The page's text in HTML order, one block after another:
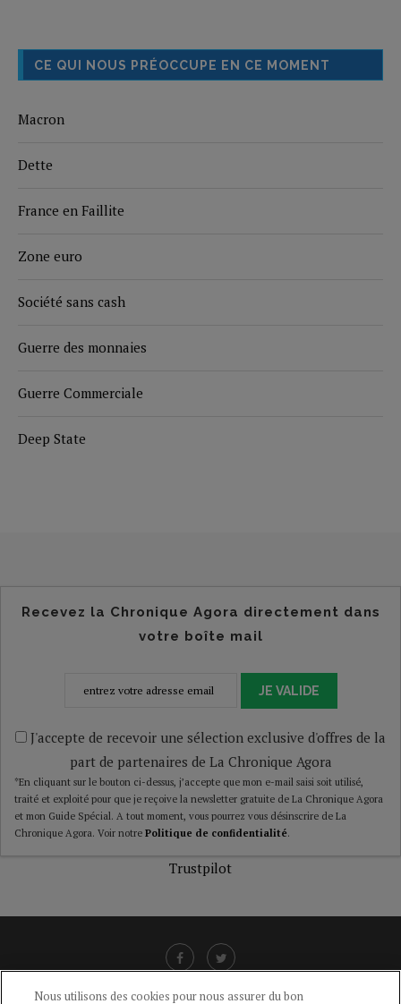
CE QUI NOUS PRÉOCCUPE EN CE MOMENT
Macron
Dette
France en Faillite
Zone euro
Société sans cash
Guerre des monnaies
Guerre Commerciale
Deep State
Recevez la Chronique Agora directement dans
votre boîte mail
JE VALIDE
J'accepte de recevoir une sélection exclusive d'offres de la
part de partenaires de La Chronique Agora
*En cliquant sur le bouton ci-dessus, j’accepte que mon e-mail saisi soit utilisé,
traité et exploité pour que je reçoive la newsletter gratuite de La Chronique Agora
et mon Guide Spécial. A tout moment, vous pourrez vous désinscrire de La
Chronique Agora. Voir notre Politique de confidentialité.
Trustpilot
Nous utilisons des cookies pour nous assurer du bon